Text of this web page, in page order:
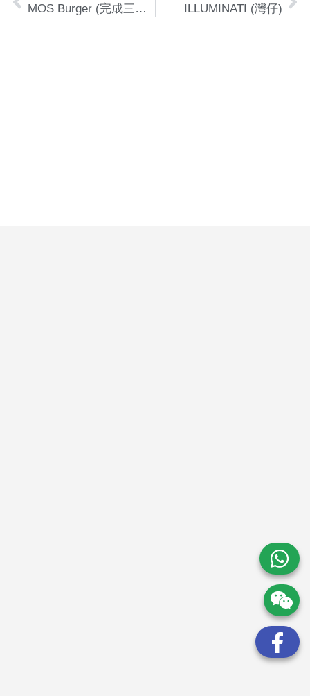
MOS Burger (完成三十多間分店) ILLUMINATI (灣仔)